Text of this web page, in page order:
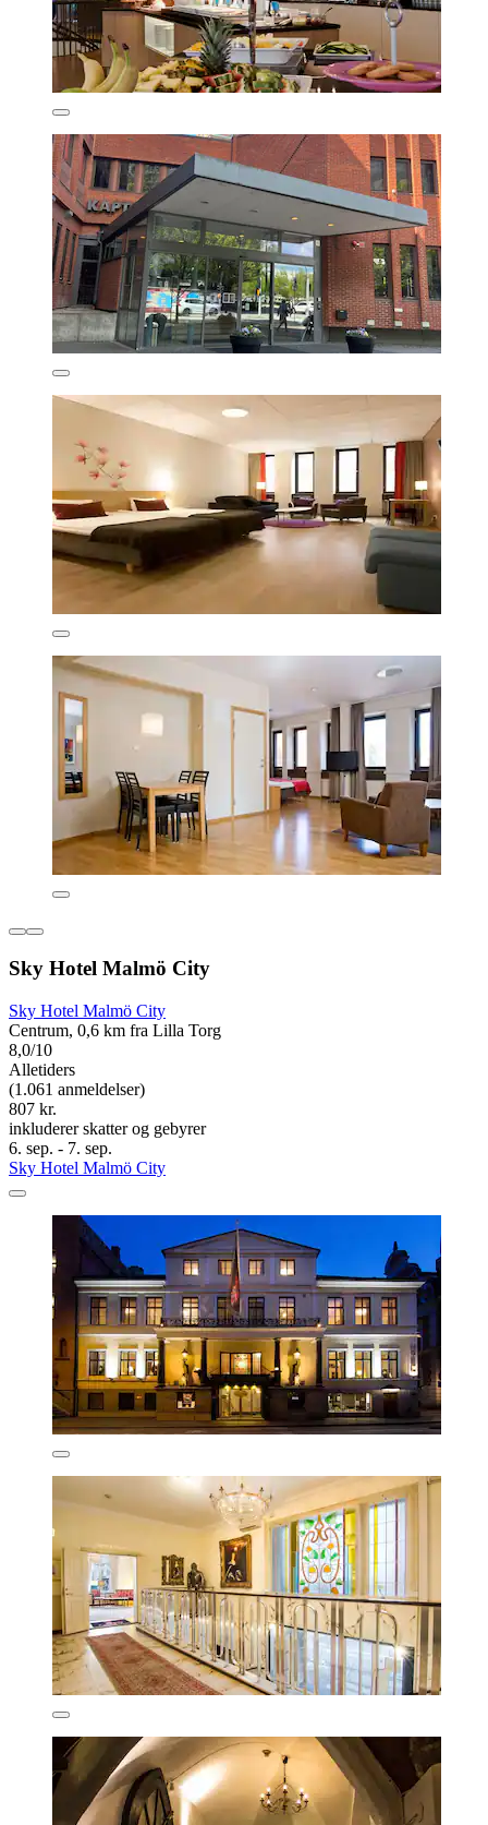
Sky Hotel Malmö City
Sky Hotel Malmö City
Centrum, 0,6 km fra Lilla Torg
8,0/10
Alletiders
(1.061 anmeldelser)
807 kr.
inkluderer skatter og gebyrer
6. sep. - 7. sep.
Sky Hotel Malmö City